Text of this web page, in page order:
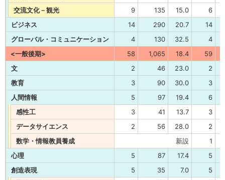
交流文化－観光
9 135 15.0
6
ビジネス
14 290 20.7
14
グローバル・コミュニケーション
4 130 32.5
4
<一般後期>
58 1,065 18.4
59
文
2 46 23.0
2
教育
3 90 30.0
3
人間情報
5 97 19.4
6
感性工
3 41 13.7
3
データサイエンス
2 56 28.0
2
数学・情報教員養成
新設
1
心理
5 87 17.4
5
創造表現
5 35 7.0
5